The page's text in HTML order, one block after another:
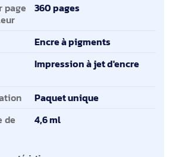
page
360 pages
Encre à pigments
Impression à jet d'encre
Paquet unique
de
4,6 ml